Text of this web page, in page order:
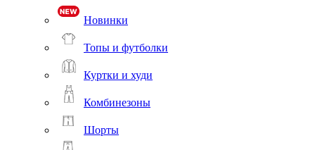
Новинки
Топы и футболки
Куртки и худи
Комбинезоны
Шорты